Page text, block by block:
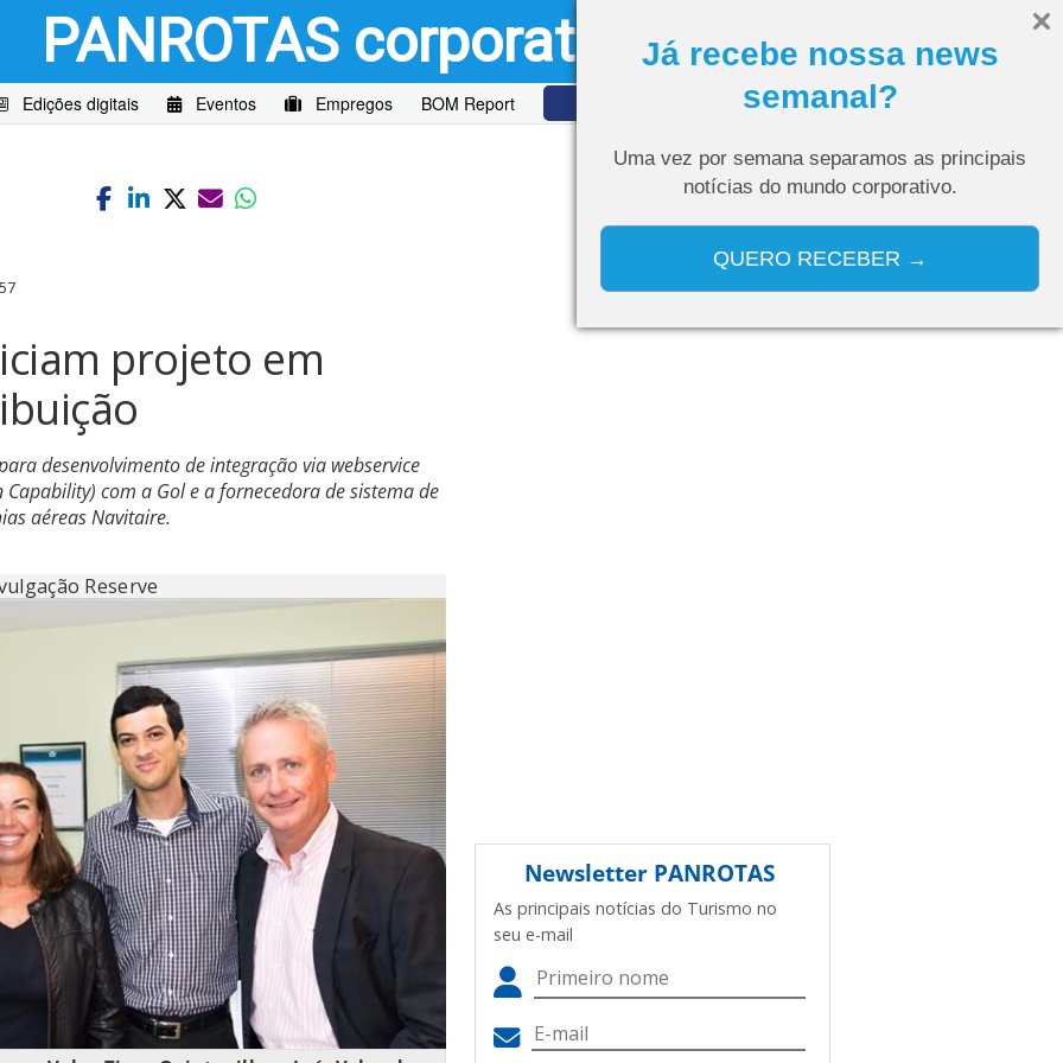
Já recebe nossa news
semanal?
Uma vez por semana separamos as principais
notícias do mundo corporativo.
QUERO RECEBER →
PANROTAS corporativo
Edições digitais Eventos Empregos BOM Report Curso de IA
projeto em
desenvolvimento de integração via webservice
com a Gol e a fornecedora de sistema de
aéreas Navitaire.
Reserve
Newsletter PANROTAS
As principais notícias do Turismo no
seu e-mail